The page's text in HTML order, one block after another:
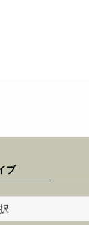
ブ